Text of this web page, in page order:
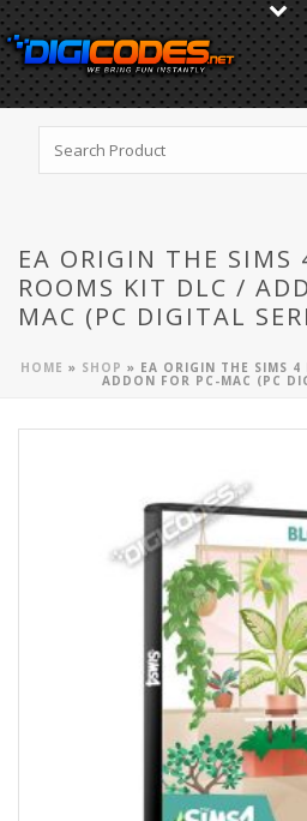
EA ORIGIN THE SIMS
ROOMS KIT DLC /
MAC (PC DIGITAL
HOME » SHOP » EA ORIGIN THE SIMS
ADDON FOR PC-MAC (PC